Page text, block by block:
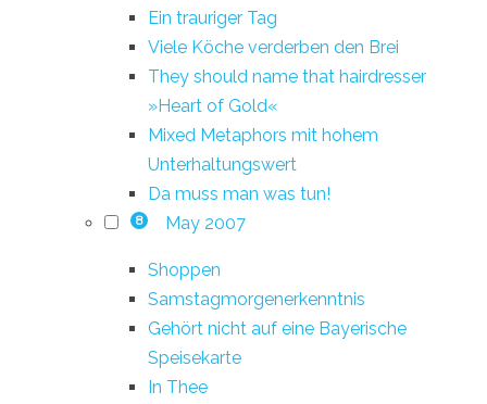
Ein trauriger Tag
Viele Köche verderben den Brei
They should name that hairdresser
»Heart of Gold«
Mixed Metaphors mit hohem
Unterhaltungswert
Da muss man was tun!
8 May 2007
Shoppen
Samstagmorgenerkenntnis
Gehört nicht auf eine Bayerische
Speisekarte
In Thee